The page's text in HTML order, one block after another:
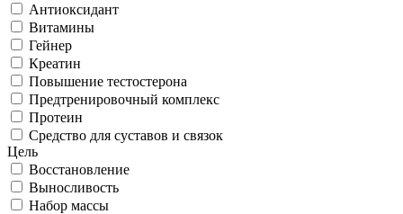
Антиоксидант
Витамины
Гейнер
Креатин
Повышение тестостерона
Предтренировочный комплекс
Протеин
Средство для суставов и связок
Цель
Восстановление
Выносливость
Набор массы